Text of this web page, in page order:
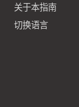
关于本指南
切换语言